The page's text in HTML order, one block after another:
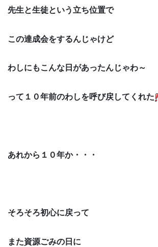
先生と生徒という立ち位置で
この達成会をするんじゃけど
わしにもこんな日があったんじゃわ～
って１０年前のわしを呼び戻してくれた
あれから１０年か・・・
そろそろ初心に戻って
また資源ごみの日に